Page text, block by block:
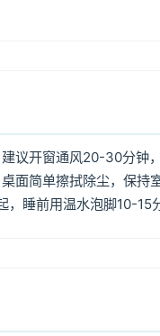
议开窗通风20-30分钟
面简单擦拭除尘，保持
睡前用温水泡脚10-15